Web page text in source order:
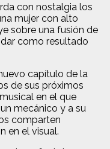
con nostalgia los
mujer con alto
sobre una fusión de
como resultado
capítulo de la
de sus próximos
en el que
mecánico y a su
comparten
en el visual.